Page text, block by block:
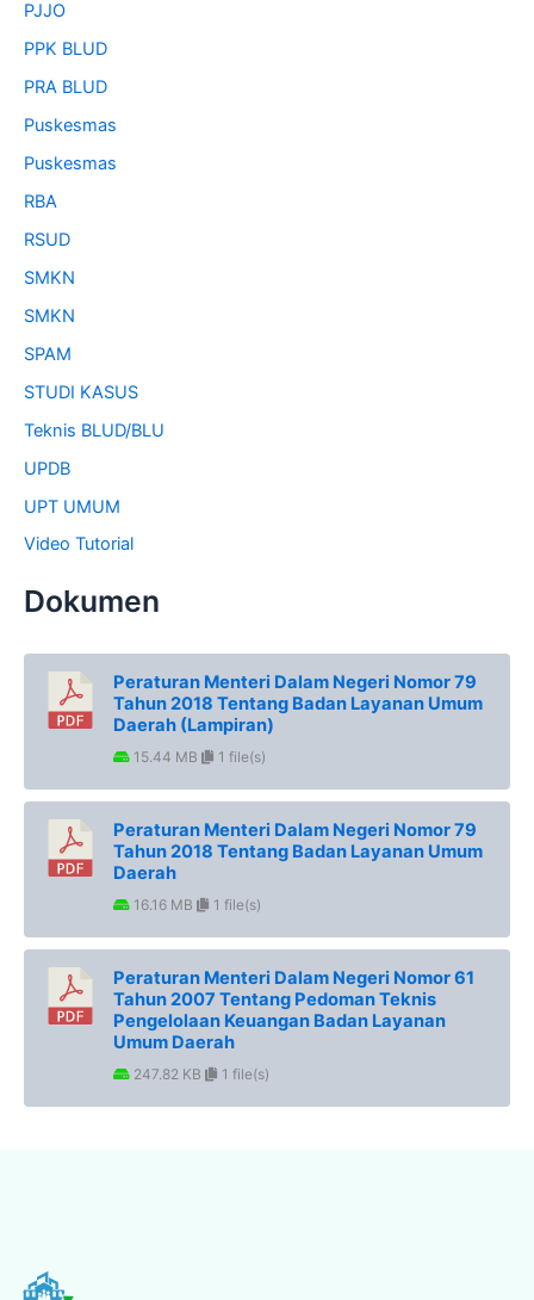
PJJO
PPK BLUD
PRA BLUD
Puskesmas
Puskesmas
RBA
RSUD
SMKN
SMKN
SPAM
STUDI KASUS
Teknis BLUD/BLU
UPDB
UPT UMUM
Video Tutorial
Dokumen
Peraturan Menteri Dalam Negeri Nomor 79
Tahun 2018 Tentang Badan Layanan Umum
Daerah (Lampiran)
15.44 MB 1 file(s)
Peraturan Menteri Dalam Negeri Nomor 79
Tahun 2018 Tentang Badan Layanan Umum
Daerah
16.16 MB 1 file(s)
Peraturan Menteri Dalam Negeri Nomor 61
Tahun 2007 Tentang Pedoman Teknis
Pengelolaan Keuangan Badan Layanan
Umum Daerah
247.82 KB 1 file(s)